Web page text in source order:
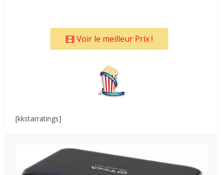
Voir le meilleur Prix !
[kkstarratings]